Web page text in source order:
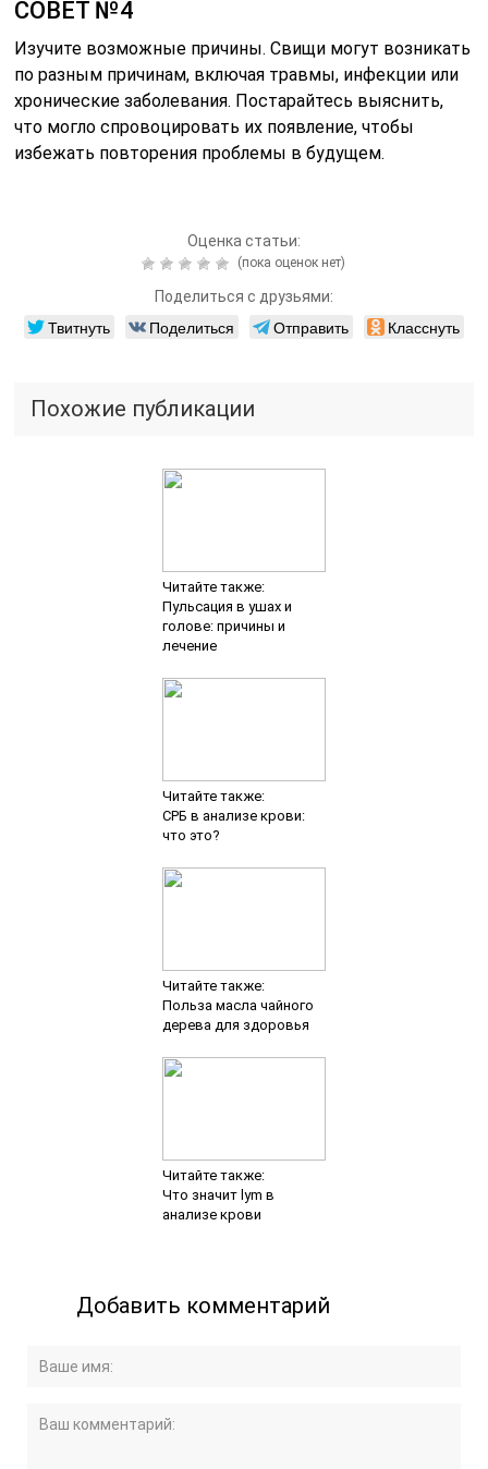
СОВЕТ №4
Изучите возможные причины. Свищи могут возникать
по разным причинам, включая травмы, инфекции или
хронические заболевания. Постарайтесь выяснить,
что могло спровоцировать их появление, чтобы
избежать повторения проблемы в будущем.
Оценка статьи:
(пока оценок нет)
Поделиться с друзьями:
Твитнуть Поделиться Отправить Класснуть
Похожие публикации
Читайте также:
Пульсация в ушах и
голове: причины и
лечение
Читайте также:
СРБ в анализе крови:
что это?
Читайте также:
Польза масла чайного
дерева для здоровья
Читайте также:
Что значит lym в
анализе крови
Добавить комментарий